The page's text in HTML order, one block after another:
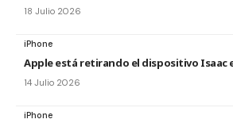
18 Julio 2026
iPhone
Apple está retirando el dispositivo Isaac
14 Julio 2026
iPhone